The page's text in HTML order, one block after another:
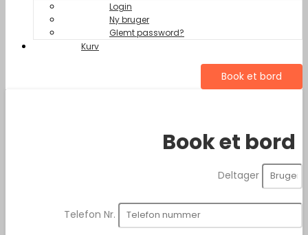
Login
Ny bruger
Glemt password?
Kurv
Book et bord
Book et bord
Deltager
Telefon Nr.